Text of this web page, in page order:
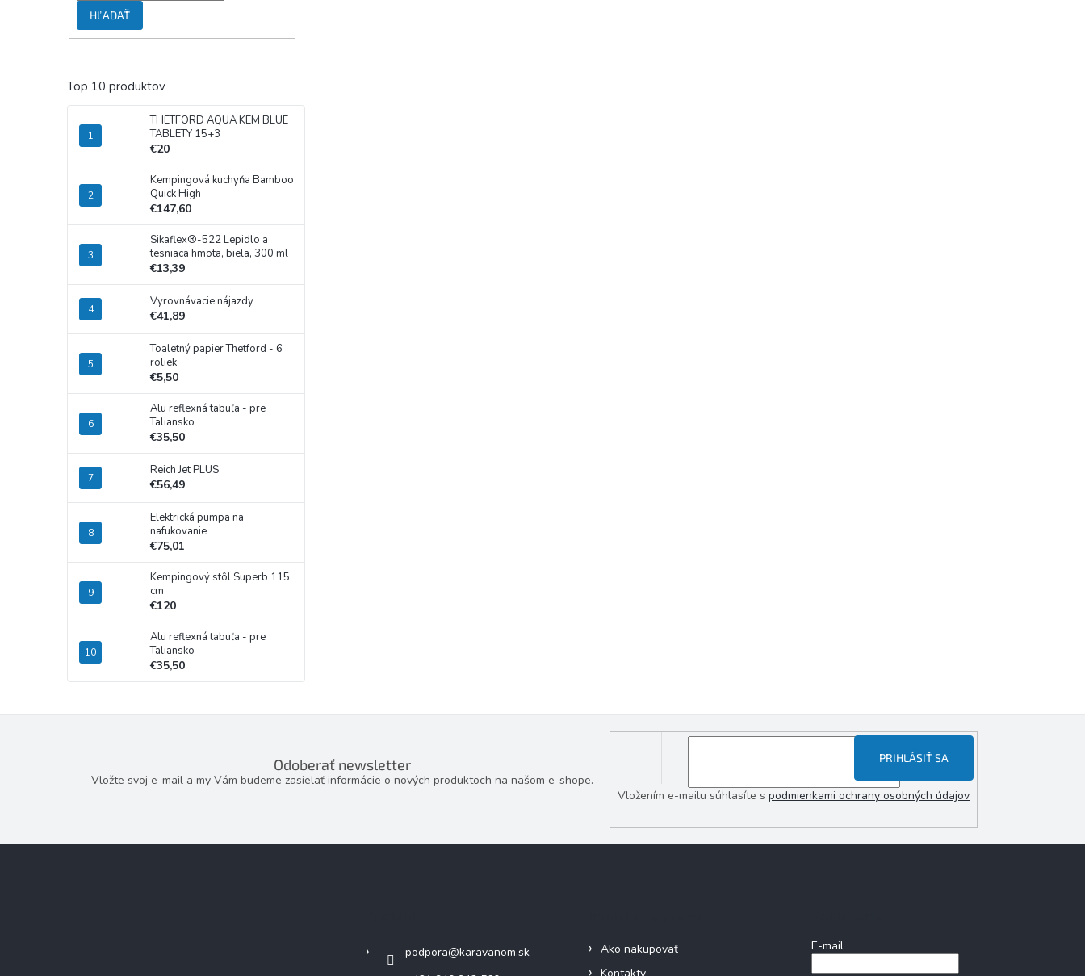
HĽADAŤ
Top 10 produktov
THETFORD AQUA KEM BLUE
TABLETY 15+3
€20
Kempingová kuchyňa Bamboo
Quick High
€147,60
Sikaflex®-522 Lepidlo a
tesniaca hmota, biela, 300 ml
€13,39
Vyrovnávacie nájazdy
€41,89
Toaletný papier Thetford - 6
roliek
€5,50
Alu reflexná tabuľa - pre
Taliansko
€35,50
Reich Jet PLUS
€56,49
Elektrická pumpa na
nafukovanie
€75,01
Kempingový stôl Superb 115
cm
€120
Alu reflexná tabuľa - pre
Taliansko
€35,50
Odoberať newsletter
Vložte svoj e-mail a my Vám budeme zasielať informácie o nových produktoch na našom e-shope.
Vložením e-mailu súhlasíte s podmienkami ochrany osobných údajov
PRIHLÁSIŤ SA
podpora@karavanom.sk
Ako nakupovať
E-mail